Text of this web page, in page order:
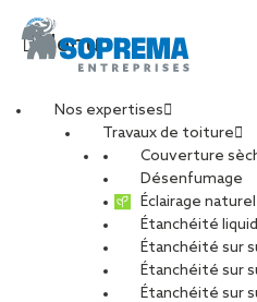
Menu
Nos expertises
Travaux de toiture
Couverture
Désenfumage
Éclairage naturel
Étanchéité
Étanchéité sur
Étanchéité sur
Étanchéité sur
PARTAGER